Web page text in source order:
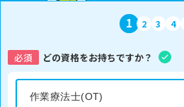
1 2 3 4
必須 どの資格をお持ちですか？